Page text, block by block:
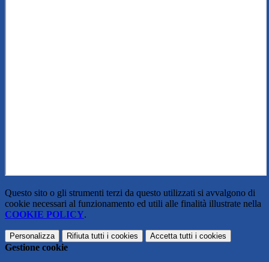
Questo sito o gli strumenti terzi da questo utilizzati si avvalgono di
cookie necessari al funzionamento ed utili alle finalità illustrate nella
COOKIE POLICY.
Personalizza Rifiuta tutti i cookies Accetta tutti i cookies
Gestione cookie